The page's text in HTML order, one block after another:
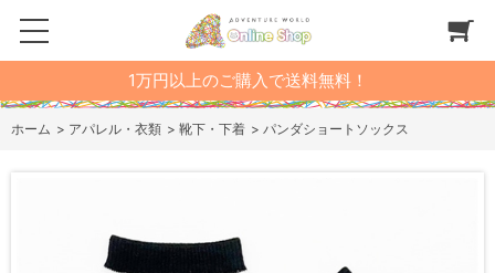
1万円以上のご購入で送料無料！
ホーム > アパレル・衣類 > 靴下・下着 > パンダショートソックス